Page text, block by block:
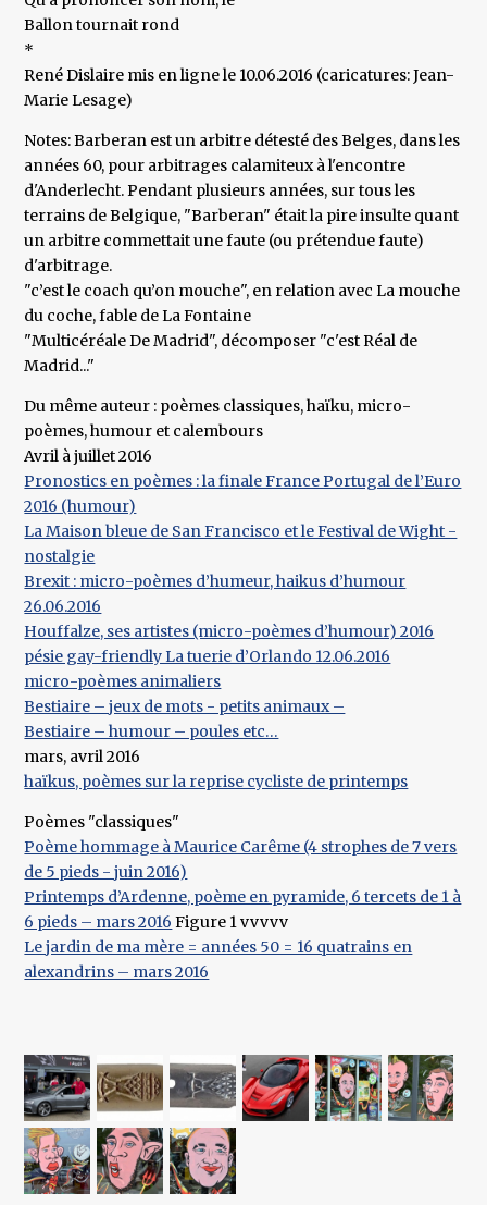
Ballon tournait rond
*
René Dislaire mis en ligne le 10.06.2016 (caricatures: Jean-
Marie Lesage)
Notes: Barberan est un arbitre détesté des Belges, dans les
années 60, pour arbitrages calamiteux à l'encontre
d'Anderlecht. Pendant plusieurs années, sur tous les
terrains de Belgique, "Barberan" était la pire insulte quant
un arbitre commettait une faute (ou prétendue faute)
d'arbitrage.
"c’est le coach qu’on mouche", en relation avec La mouche
du coche, fable de La Fontaine
"Multicéréale De Madrid", décomposer "c'est Réal de
Madrid..."
Du même auteur : poèmes classiques, haïku, micro-
poèmes, humour et calembours
Avril à juillet 2016
Pronostics en poèmes : la finale France Portugal de l’Euro
2016 (humour)
La Maison bleue de San Francisco et le Festival de Wight -
nostalgie
Brexit : micro-poèmes d’humeur, haikus d’humour
26.06.2016
Houffalze, ses artistes (micro-poèmes d’humour) 2016
pésie gay-friendly La tuerie d’Orlando 12.06.2016
micro-poèmes animaliers
Bestiaire – jeux de mots - petits animaux –
Bestiaire – humour – poules etc…
mars, avril 2016
haïkus, poèmes sur la reprise cycliste de printemps
Poèmes "classiques"
Poème hommage à Maurice Carême (4 strophes de 7 vers
de 5 pieds - juin 2016)
Printemps d’Ardenne, poème en pyramide, 6 tercets de 1 à
6 pieds – mars 2016 Figure 1 vvvvv
Le jardin de ma mère = années 50 = 16 quatrains en
alexandrins – mars 2016